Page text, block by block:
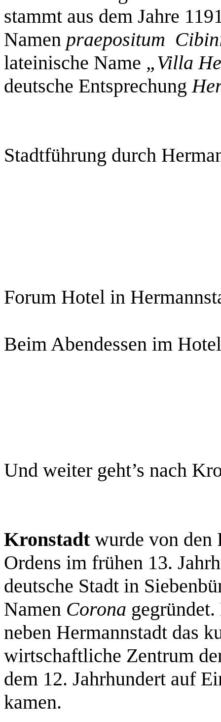
stammt aus dem Jahre
Namen praepositum
lateinische Name „Villa
deutsche Entsprechung
Stadtführung durch
Forum Hotel in
Beim Abendessen im
Und weiter geht’s nach
Kronstadtwurde von den
Ordens im frühen 13.
deutsche Stadt in
Namen Corona
neben Hermannstadt das
wirtschaftliche Zentrum
dem 12. Jahrhundert auf
kamen.